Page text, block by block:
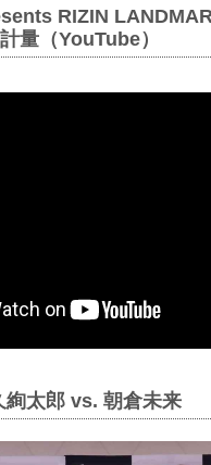
RIZIN
量（YouTube）
絢太郎 vs. 朝倉未来